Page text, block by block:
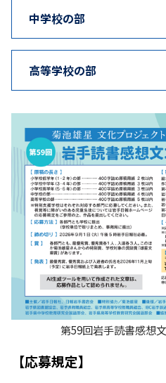
中学校の部
高等学校の部
第59回岩手読書感想
【応募規定】